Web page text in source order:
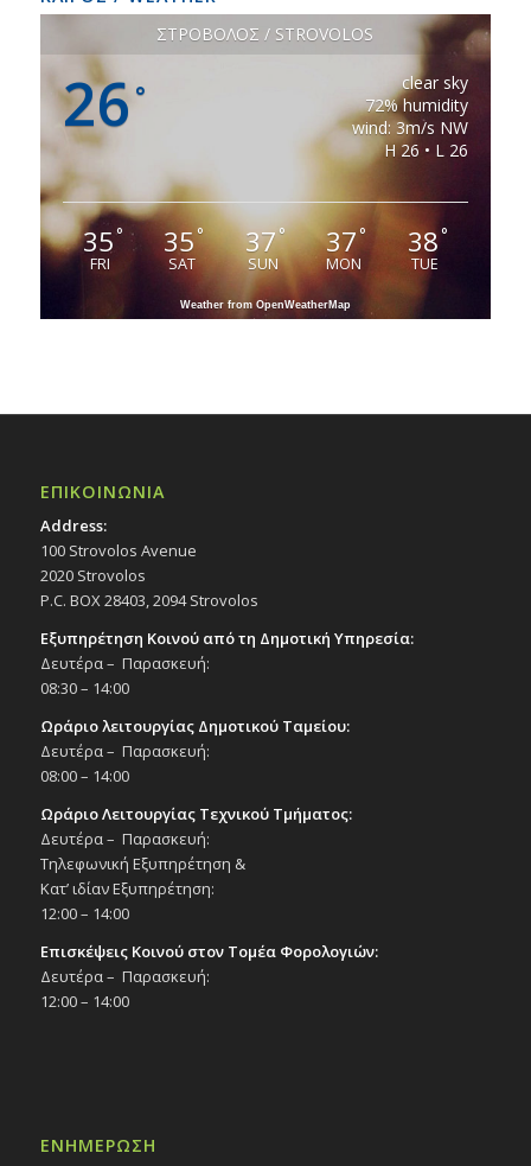
ΣΤΡΟΒΟΛΟΣ / STROVOLOS
26 °
clear sky
72% humidity
wind: 3m/s NW
H 26 • L 26
35°
FRI
35°
SAT
37°
SUN
37°
MON
38°
TUE
Weather from OpenWeatherMap
ΕΠΙΚΟΙΝΩΝΙΑ
Address:
100 Strovolos Avenue
2020 Strovolos
P.C. BOX 28403, 2094 Strovolos
Εξυπηρέτηση Κοινού από τη Δημοτική Υπηρεσία:
Δευτέρα – Παρασκευή:
08:30 – 14:00
Ωράριο λειτουργίας Δημοτικού Ταμείου:
Δευτέρα – Παρασκευή:
08:00 – 14:00
Ωράριο Λειτουργίας Τεχνικού Τμήματος:
Δευτέρα – Παρασκευή:
Τηλεφωνική Εξυπηρέτηση &
Κατ’ ιδίαν Εξυπηρέτηση:
12:00 – 14:00
Επισκέψεις Κοινού στον Τομέα Φορολογιών:
Δευτέρα – Παρασκευή:
12:00 – 14:00
ΕΝΗΜΕΡΩΣΗ